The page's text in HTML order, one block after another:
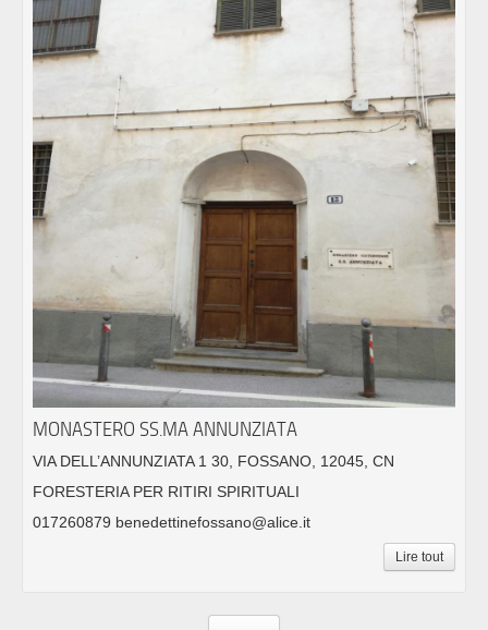
MONASTERO SS.MA ANNUNZIATA
VIA DELL’ANNUNZIATA 1 30, FOSSANO, 12045, CN
FORESTERIA PER RITIRI SPIRITUALI
017260879 benedettinefossano@alice.it
Lire tout